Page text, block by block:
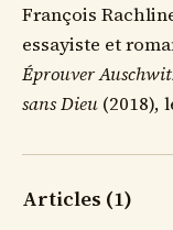
François
essayiste et
Éprouver
sans Dieu (2018),
Articles (1)